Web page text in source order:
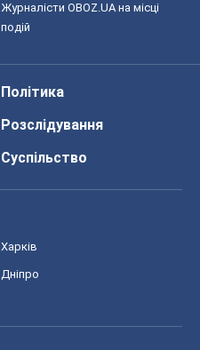
Журналісти OBOZ.UA на місці
подій
Політика
Розслідування
Суспільство
Харків
Дніпро